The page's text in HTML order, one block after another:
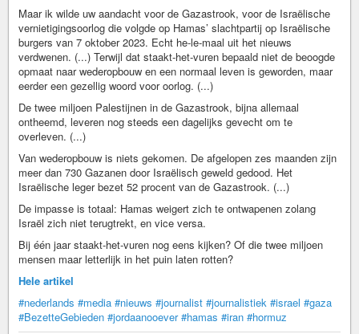
Maar ik wilde uw aandacht voor de Gazastrook, voor de Israëlische
vernietigingsoorlog die volgde op Hamas’ slachtpartij op Israëlische
burgers van 7 oktober 2023. Echt he-le-maal uit het nieuws
verdwenen. (...) Terwijl dat staakt-het-vuren bepaald niet de beoogde
opmaat naar wederopbouw en een normaal leven is geworden, maar
eerder een gezellig woord voor oorlog. (...)
De twee miljoen Palestijnen in de Gazastrook, bijna allemaal
ontheemd, leveren nog steeds een dagelijks gevecht om te
overleven. (...)
Van wederopbouw is niets gekomen. De afgelopen zes maanden zijn
meer dan 730 Gazanen door Israëlisch geweld gedood. Het
Israëlische leger bezet 52 procent van de Gazastrook. (...)
De impasse is totaal: Hamas weigert zich te ontwapenen zolang
Israël zich niet terugtrekt, en vice versa.
Bij één jaar staakt-het-vuren nog eens kijken? Of die twee miljoen
mensen maar letterlijk in het puin laten rotten?
Hele artikel
#nederlands #media #nieuws #journalist #journalistiek #israel #gaza
#BezetteGebieden #jordaanooever #hamas #iran #hormuz